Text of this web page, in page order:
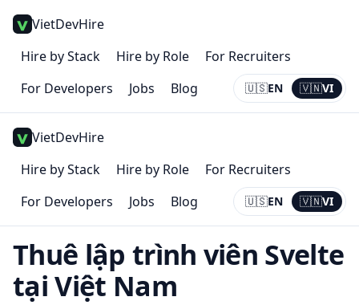
VietDevHire
Hire by Stack
Hire by Role
For Recruiters
For Developers
Jobs Blog 🇺🇸EN 🇻🇳VI
Current:
VI
VietDevHire
Hire by Stack
Hire by Role
For Recruiters
For Developers
Jobs Blog 🇺🇸EN 🇻🇳VI
Current:
VI
Thuê lập trình viên Svelte
tại Việt Nam